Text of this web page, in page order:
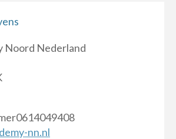
Noord Nederland
nn.nl